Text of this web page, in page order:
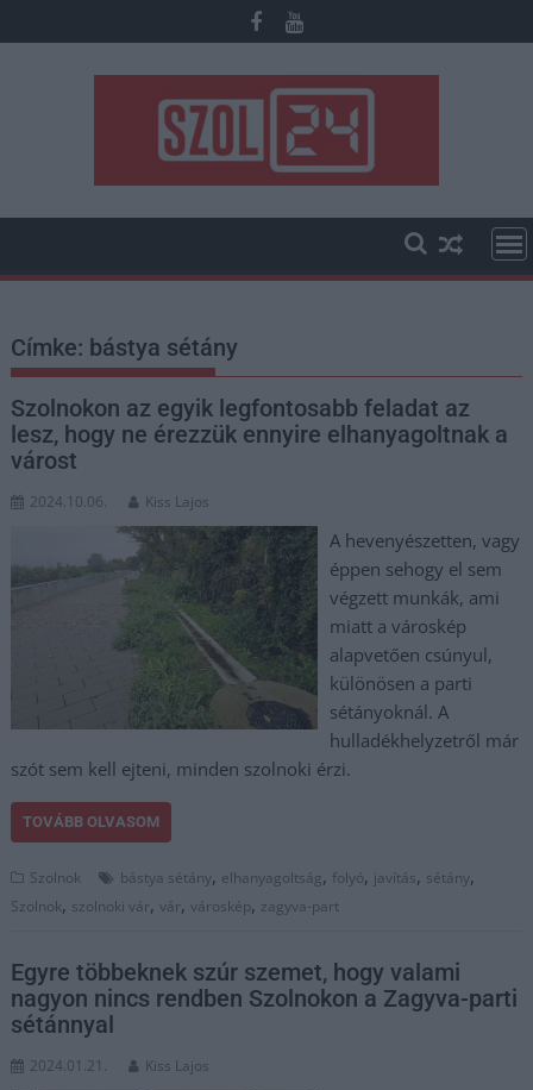
to
Címke: bástya sétány
Szolnokon az egyik legfontosabb feladat az
lesz, hogy ne érezzük ennyire elhanyagoltnak a
várost
2024.10.06. Kiss Lajos
A hevenyészetten, vagy
éppen sehogy el sem
végzett munkák, ami
miatt a városkép
alapvetően csúnyul,
különösen a parti
sétányoknál. A
hulladékhelyzetről már
szót sem kell ejteni, minden szolnoki érzi.
TOVÁBB OLVASOM
Szolnok bástya sétány, elhanyagoltság, folyó, javítás, sétány,
Szolnok, szolnoki vár,vár,városkép, zagyva-part
Egyre többeknek szúr szemet, hogy valami
nagyon nincs rendben Szolnokon a Zagyva-parti
sétánnyal
2024.01.21. Kiss Lajos